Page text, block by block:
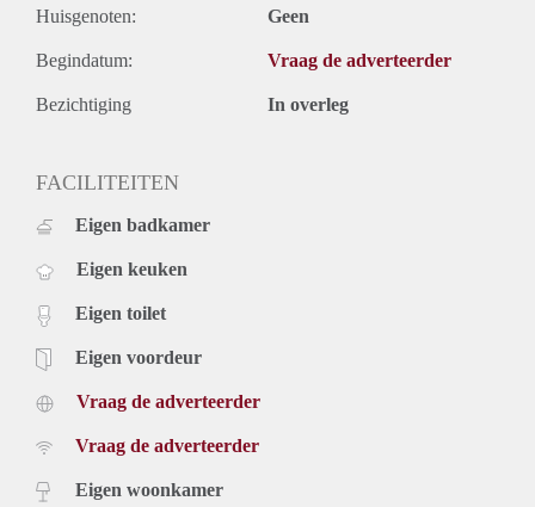
Huisgenoten: Geen
Begindatum: Vraag de adverteerder
Bezichtiging In overleg
FACILITEITEN
Eigen badkamer
Eigen keuken
Eigen toilet
Eigen voordeur
Vraag de adverteerder
Vraag de adverteerder
Eigen woonkamer